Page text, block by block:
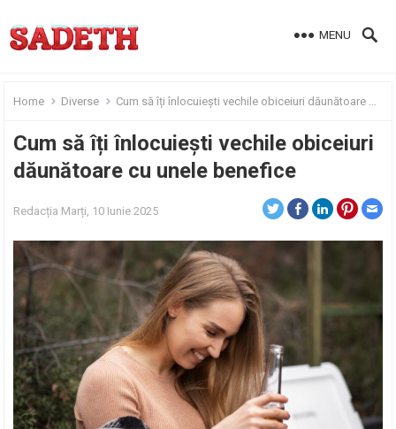
MENU
Home Diverse Cum să îți înlocuiești vechile obiceiuri dăunătoare cu unele benefice
Cum să îți înlocuiești vechile obiceiuri
dăunătoare cu unele benefice
Redacția Marți, 10 Iunie 2025